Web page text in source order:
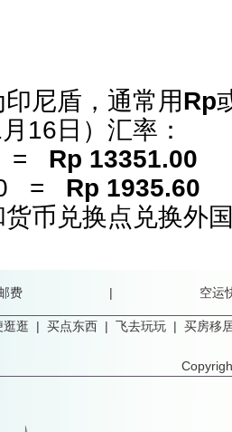
尼盾，通常用Rp
日）汇率：
= Rp 13351.00
= Rp 1935.60
兑换点兑换外
免邮费 |
逛逛 |买点东西 |飞去玩玩 |买房移